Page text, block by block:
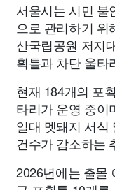
서울시는 시민 불
으로 관리하기
산국립공원 저지
획틀과 차단 울타
현재 184개의 포
타리가 운영 중이
일대 멧돼지 서식
건수가 감소하는
2026년에는 출몰